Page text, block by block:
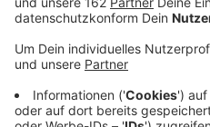
Feuerwehr und ENNI
Spezialfirma den Ablauf
der Moersbach bleib